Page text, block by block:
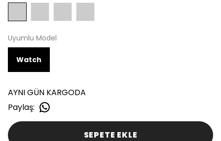
Uyumlu Model
Watch
AYNI GÜN KARGODA
Paylaş:
SEPETE EKLE